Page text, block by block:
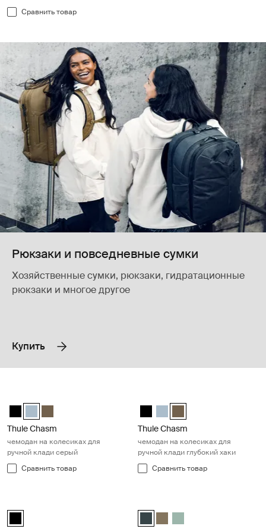
Сравнить товар
Рюкзаки и повседневные сумки
Хозяйственные сумки, рюкзаки, гидратационные
рюкзаки и многое другое
Купить
Thule Chasm wheeled carry-on duffel Чёрный
Thule Chasm wheeled carry-on duffel Прудово-серый
Thule Chasm wheeled carry-on duffel Темный хаки
Thule Chasm
чемодан на колесиках для
ручной клади серый
Сравнить товар
Thule Chasm wheeled carry-on
Thule Chasm wheeled
Thule Chasm wheeled
Thule Chasm
чемодан на колесиках для
ручной клади глубокий хаки
Сравнить товар
Thule TSA cable lock Чёрный (selected)Thule Landmark 60L Самый
Thule Landmark 60L
Thule Landmark 60L